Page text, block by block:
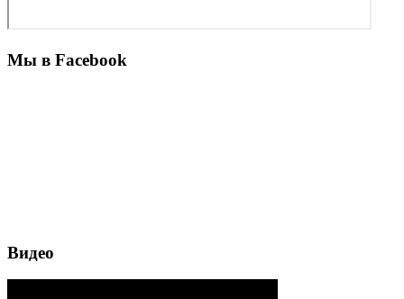
Мы в Facebook
Видео